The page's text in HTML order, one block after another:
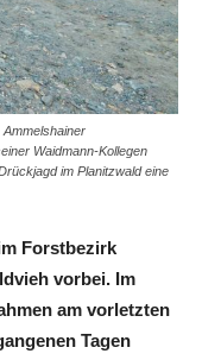
Waidmann-Kollegen
im Planitzwald eine
Forstbezirk
vorbei. Im
am vorletzten
Tagen